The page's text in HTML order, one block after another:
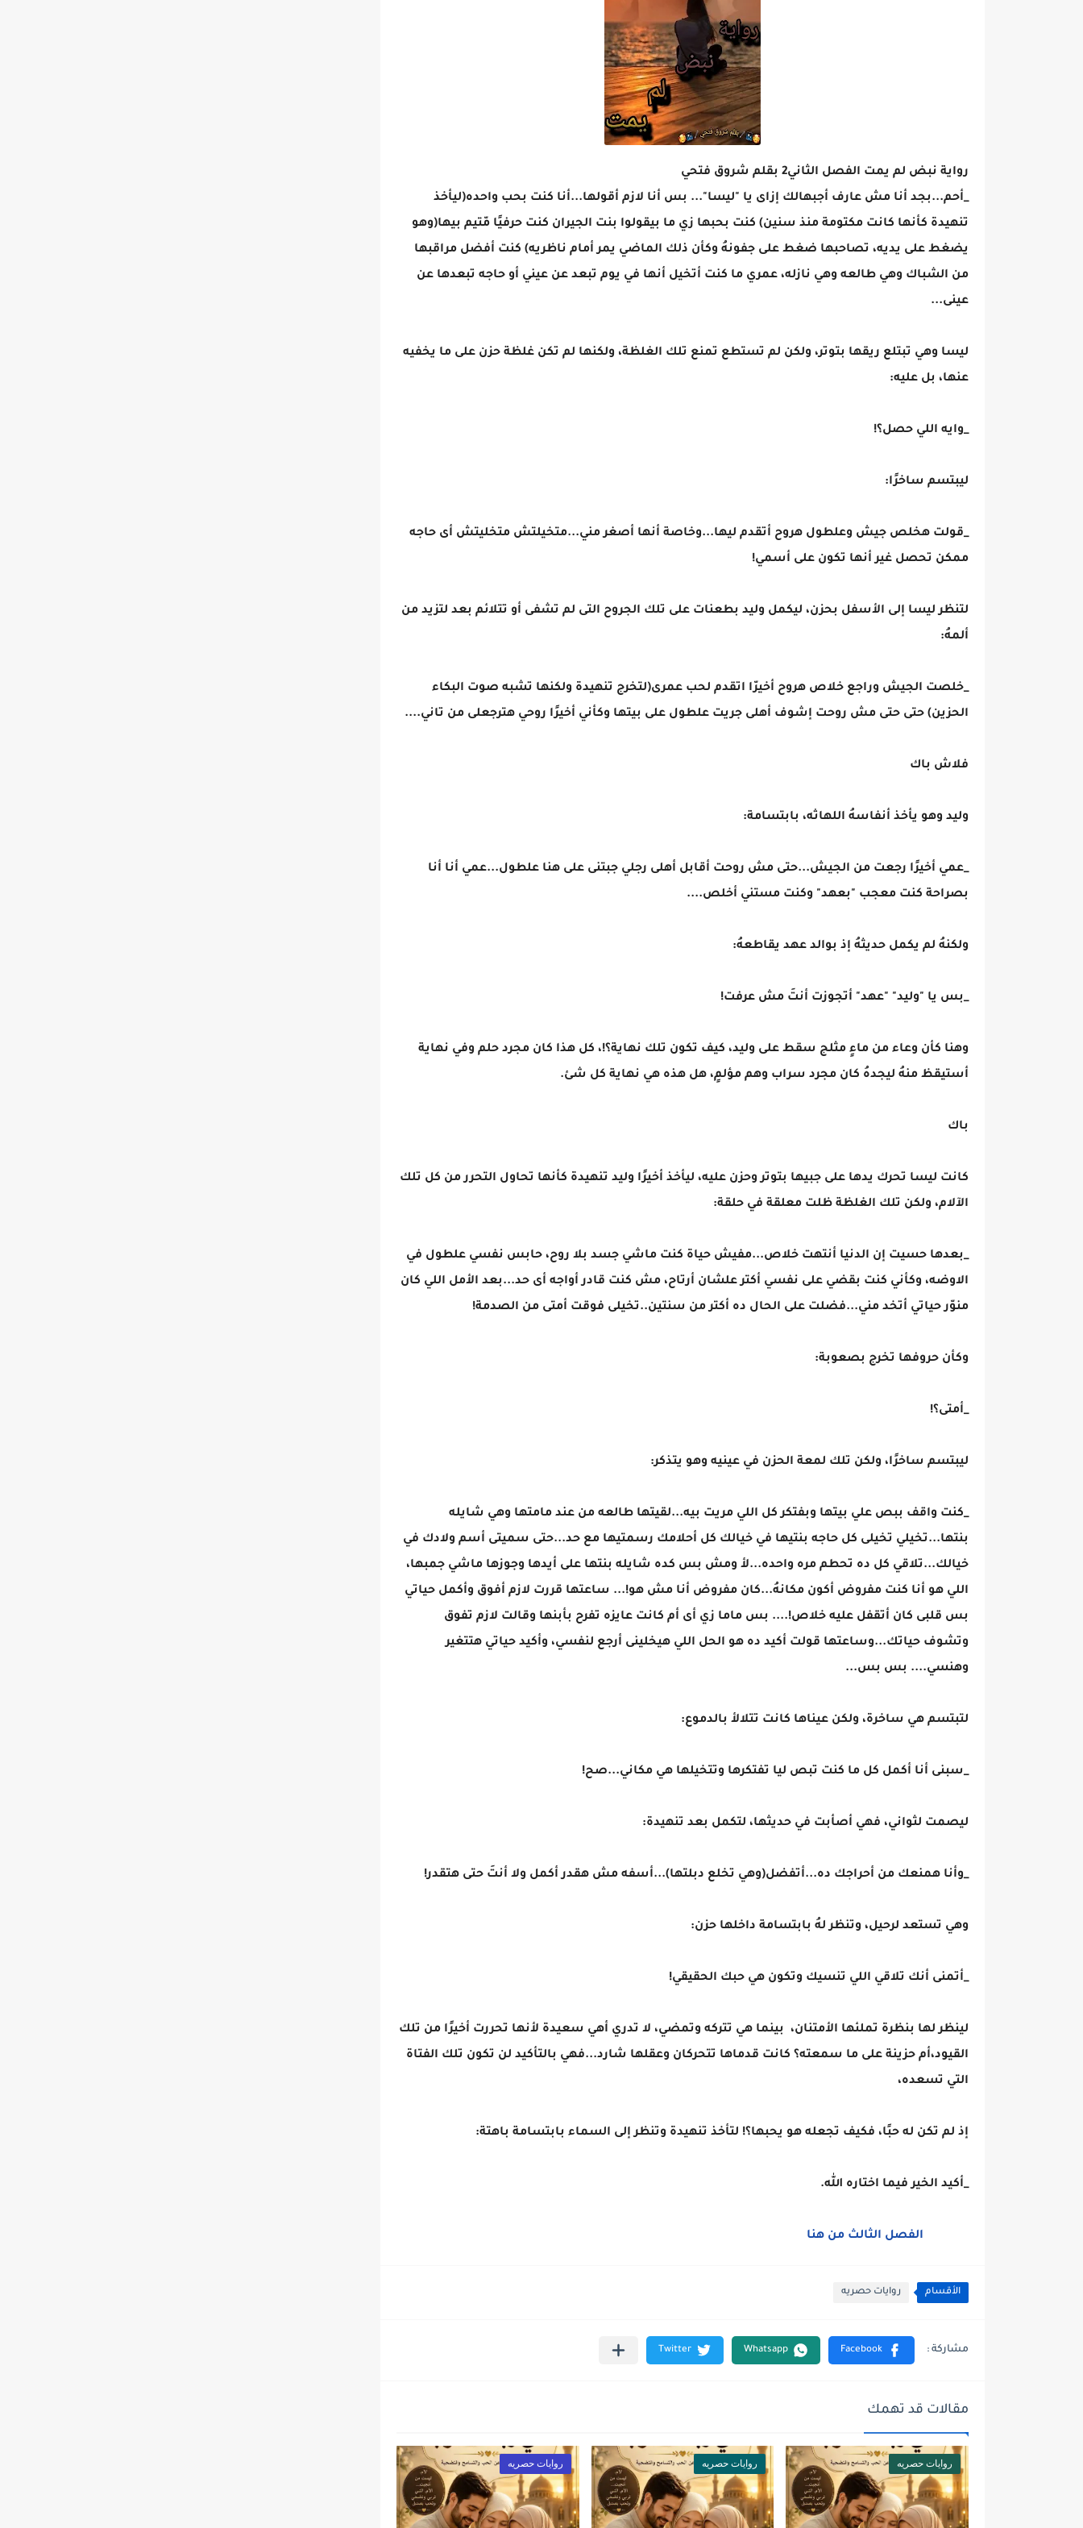
رواية نبض لم يمت الفصل الثاني2 بقلم شروق فتحي
_أحم...بجد أنا مش عارف أجبهالك إزاى يا "ليسا"... بس أنا لازم أقولها...أنا كنت بحب واحده(ليأخذ
تنهيدة كأنها كانت مكتومة منذ سنين) كنت بحبها زي ما بيقولوا بنت الجيران كنت حرفيًا مّتيم بيها(وهو
يضغط على يديه، تصاحبها ضغط على جفونهُ وكأن ذلك الماضي يمر أمام ناظريه) كنت أفضل مراقبها
من الشباك وهي طالعه وهي نازله، عمري ما كنت أتخيل أنها في يوم تبعد عن عيني أو حاجه تبعدها عن
عينى...
ليسا وهي تبتلع ريقها بتوتر، ولكن لم تستطع تمنع تلك الغلظة، ولكنها لم تكن غلظة حزن على ما يخفيه
عنها، بل عليه:
_وايه اللي حصل؟!
ليبتسم ساخرًا:
_قولت هخلص جيش وعلطول هروح أتقدم ليها...وخاصة أنها أصغر مني...متخيلتش متخليتش أى حاجه
ممكن تحصل غير أنها تكون على أسمي!
لتنظر ليسا إلى الأسفل بحزن، ليكمل وليد بطعنات على تلك الجروح التى لم تشفى أو تتلائم بعد لتزيد من
ألمهُ:
_خلصت الجيش وراجع خلاص هروح أخيرّا اتقدم لحب عمرى(لتخرج تنهيدة ولكنها تشبه صوت البكاء
الحزين) حتى حتى مش روحت إشوف أهلى جريت علطول على بيتها وكأني أخيرًا روحي هترجعلى من تاني....
فلاش باك
وليد وهو يأخذ أنفاسهُ اللهاثه، بابتسامة:
_عمي أخيرًا رجعت من الجيش...حتى مش روحت أقابل أهلى رجلي جبتنى على هنا علطول...عمي أنا أنا
بصراحة كنت معجب "بعهد" وكنت مستني أخلص....
ولكنهُ لم يكمل حديثهُ إذ بوالد عهد يقاطعهُ:
_بس يا "وليد" "عهد" أتجوزت أنتَ مش عرفت!
وهنا كأن وعاء من ماءٍ مثلج سقط على وليد، كيف تكون تلك نهاية؟!، كل هذا كان مجرد حلم وفي نهاية
أستيقظ منهُ ليجدهُ كان مجرد سراب وهم مؤلمٍ، هل هذه هي نهاية كل شئ.
باك
كانت ليسا تحرك يدها على جبيها بتوتر وحزن عليه، ليأخذ أخيرًا وليد تنهيدة كأنها تحاول التحرر من كل تلك
الآلام، ولكن تلك الغلظة ظلت معلقة في حلقة:
_بعدها حسيت إن الدنيا أنتهت خلاص...مفيش حياة كنت ماشي جسد بلا روح، حابس نفسي علطول في
الاوضه، وكأني كنت بقضي على نفسي أكتر علشان أرتاح، مش كنت قادر أواجه أى حد...بعد الأمل اللي كان
منوّر حياتي أتخد مني...فضلت على الحال ده أكتر من سنتين..تخيلى فوقت أمتى من الصدمة!
وكأن حروفها تخرج بصعوبة:
_أمتى؟!
ليبتسم ساخرًا، ولكن تلك لمعة الحزن في عينيه وهو يتذكر:
_كنت واقف ببص علي بيتها وبفتكر كل اللي مريت بيه...لقيتها طالعه من عند مامتها وهي شايله
بنتها...تخيلي تخيلى كل حاجه بنتيها في خيالك كل أحلامك رسمتيها مع حد...حتى سميتى أسم ولادك في
خيالك...تلاقي كل ده تحطم مره واحده...لأ ومش بس كده شايله بنتها على أيدها وجوزها ماشي جمبها،
اللي هو أنا كنت مفروض أكون مكانهُ...كان مفروض أنا مش هو!... ساعتها قررت لازم أفوق وأكمل حياتي
بس قلبى كان أتقفل عليه خلاص!.... بس ماما زي أى أم كانت عايزه تفرح بأبنها وقالت لازم تفوق
وتشوف حياتك...وساعتها قولت أكيد ده هو الحل اللي هيخلينى أرجع لنفسي، وأكيد حياتي هتتغير
وهنسي.... بس بس...
لتبتسم هي ساخرة، ولكن عيناها كانت تتلالأ بالدموع:
_سبنى أنا أكمل كل ما كنت تبص ليا تفتكرها وتتخيلها هي مكاني...صح!
ليصمت لثواني، فهي أصأبت في حديثها، لتكمل بعد تنهيدة:
_وأنا همنعك من أحراجك ده...أتفضل(وهي تخلع دبلتها)...أسفه مش هقدر أكمل ولا أنتَ حتى هتقدر!
وهي تستعد لرحيل، وتنظر لهُ بابتسامة داخلها حزن:
_أتمنى أنك تلاقي اللي تنسيك وتكون هي حبك الحقيقي!
لينظر لها بنظرة تملئها الأمتنان، بينما هي تتركه وتمضي، لا تدري أهي سعيدة لأنها تحررت أخيرًا من تلك
القيود،أم حزينة على ما سمعته؟ كانت قدماها تتحركان وعقلها شارد...فهي بالتأكيد لن تكون تلك الفتاة
التي تسعده،
إذ لم تكن له حبًا، فكيف تجعله هو يحبها؟! لتأخذ تنهيدة وتنظر إلى السماء بابتسامة باهتة:
_أكيد الخير فيما اختاره الله.
الفصل الثالث من هنا
الأقسام روايات حصريه
مقالات قد تهمك
روايات حصريه روايات حصريه روايات حصريه